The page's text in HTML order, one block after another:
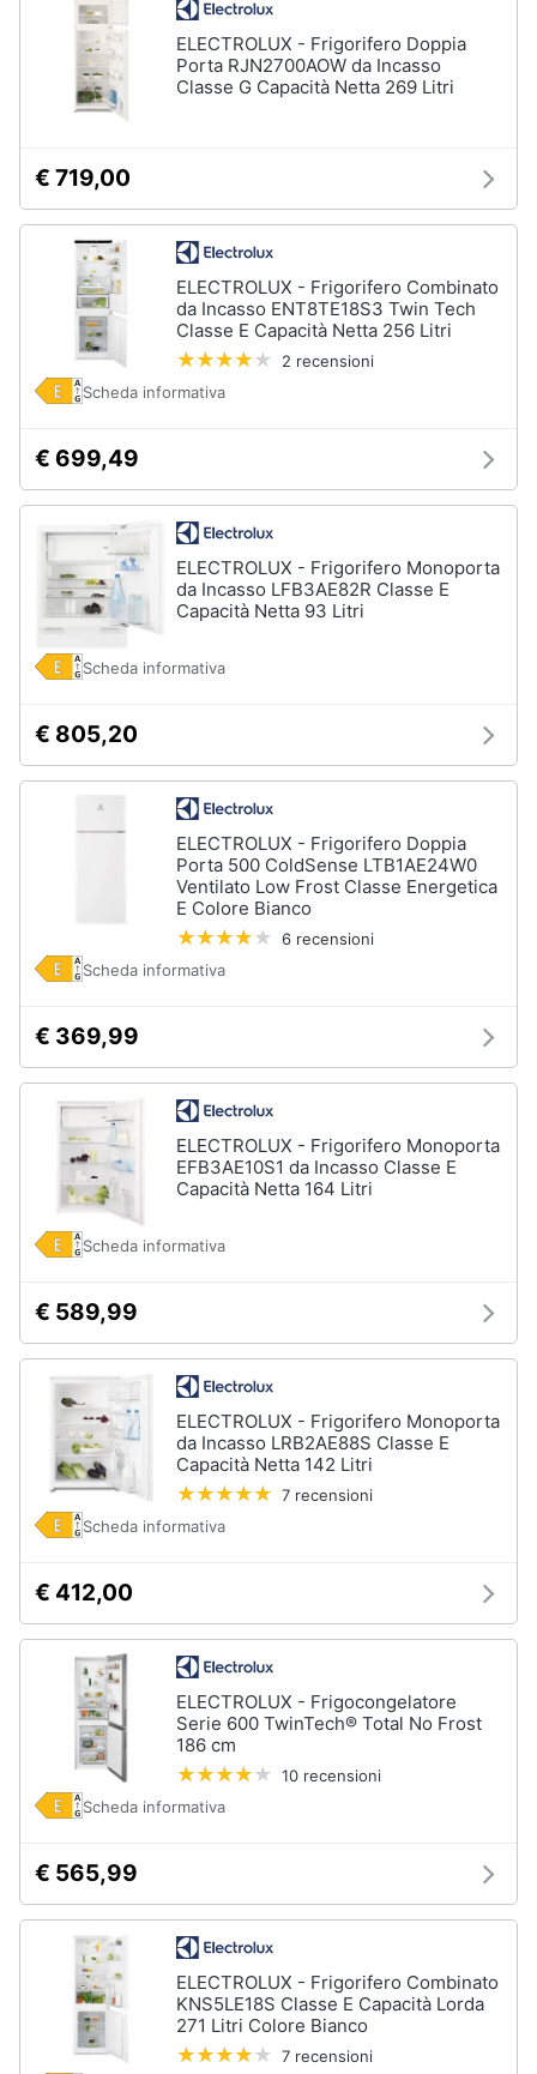
ELECTROLUX - Frigorifero Doppia
Porta RJN2700AOW da Incasso
Classe G Capacità Netta 269 Litri
€ 719,00
ELECTROLUX - Frigorifero Combinato
da Incasso ENT8TE18S3 Twin Tech
Classe E Capacità Netta 256 Litri
2 recensioni
Scheda informativa
€ 699,49
ELECTROLUX - Frigorifero Monoporta
da Incasso LFB3AE82R Classe E
Capacità Netta 93 Litri
Scheda informativa
€ 805,20
ELECTROLUX - Frigorifero Doppia
Porta 500 ColdSense LTB1AE24W0
Ventilato Low Frost Classe Energetica
E Colore Bianco
6 recensioni
Scheda informativa
€ 369,99
ELECTROLUX - Frigorifero Monoporta
EFB3AE10S1 da Incasso Classe E
Capacità Netta 164 Litri
Scheda informativa
€ 589,99
ELECTROLUX - Frigorifero Monoporta
da Incasso LRB2AE88S Classe E
Capacità Netta 142 Litri
7 recensioni
Scheda informativa
€ 412,00
ELECTROLUX - Frigocongelatore
Serie 600 TwinTech® Total No Frost
186 cm
10 recensioni
Scheda informativa
€ 565,99
ELECTROLUX - Frigorifero Combinato
KNS5LE18S Classe E Capacità Lorda
271 Litri Colore Bianco
7 recensioni